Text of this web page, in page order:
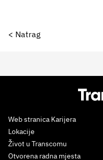
< Natrag
Web stranica Karijera
Lokacije
Život u Transcomu
Otvorena radna mjesta